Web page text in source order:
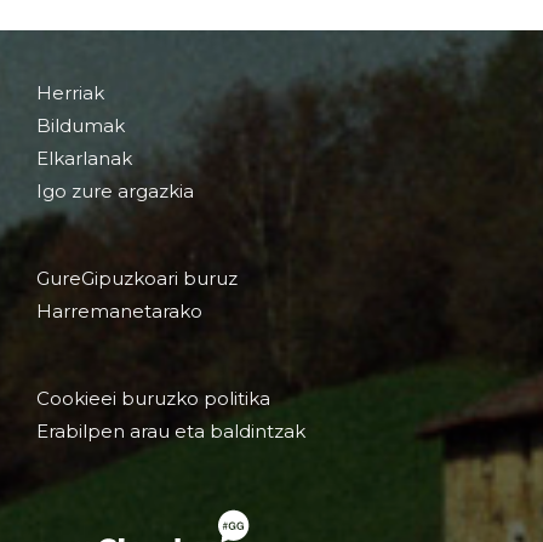
Herriak
Bildumak
Elkarlanak
Igo zure argazkia
GureGipuzkoari buruz
Harremanetarako
Cookieei buruzko politika
Erabilpen arau eta baldintzak